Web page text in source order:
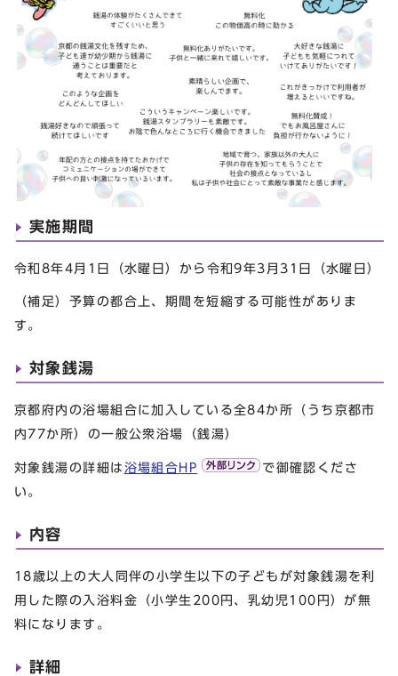
実施期間
令和8年4月1日（水曜日）から令和9年3月31日（水曜日）
（補足）予算の都合上、期間を短縮する可能性がありま
す。
対象銭湯
京都府内の浴場組合に加入している全84か所（うち京都市
内77か所）の一般公衆浴場（銭湯）
対象銭湯の詳細は 浴場組合HP
で御確認くださ
い。
内容
18歳以上の大人同伴の小学生以下の子どもが対象銭湯を利
用した際の入浴料金（小学生200円、乳幼児100円）が無
料になります。
詳細